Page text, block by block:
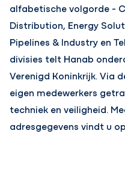
alfabetische volgorde -
Distribution, Energy
Pipelines & Industry en
divisies telt Hanab
Verenigd Koninkrijk. Via
eigen medewerkers
techniek en veiligheid.
adresgegevens vindt u